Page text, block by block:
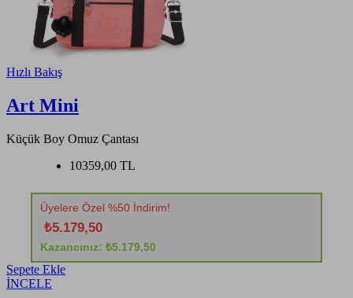
Hızlı Bakış
Art Mini
Küçük Boy Omuz Çantası
10359,00 TL
Üyelere Özel %50 İndirim!
₺5.179,50
Kazancınız: ₺5.179,50
Sepete Ekle
İNCELE